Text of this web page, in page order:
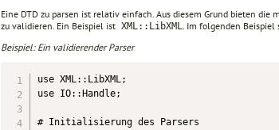
Eine DTD zu parsen ist relativ einfach. Aus diesem Grund bieten die
zu validieren. Ein Beispiel ist XML::LibXML. Im folgenden Beispiel
Beispiel: Ein validierender Parser
use XML::LibXML;
use IO::Handle;
# Initialisierung des Parsers